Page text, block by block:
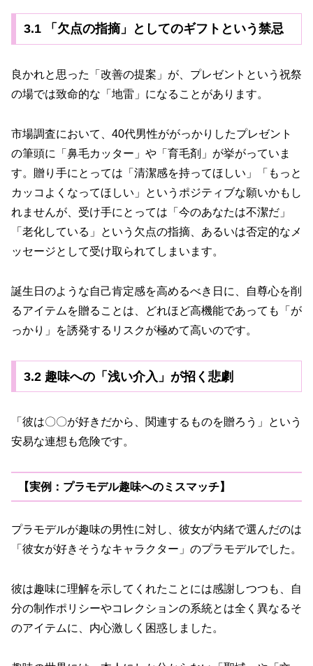
3.1 「欠点の指摘」としてのギフトという禁忌
良かれと思った「改善の提案」が、プレゼントという祝祭
の場では致命的な「地雷」になることがあります。
市場調査において、40代男性ががっかりしたプレゼント
の筆頭に「鼻毛カッター」や「育毛剤」が挙がっていま
す。贈り手にとっては「清潔感を持ってほしい」「もっと
カッコよくなってほしい」というポジティブな願いかもし
れませんが、受け手にとっては「今のあなたは不潔だ」
「老化している」という欠点の指摘、あるいは否定的なメ
ッセージとして受け取られてしまいます。
誕生日のような自己肯定感を高めるべき日に、自尊心を削
るアイテムを贈ることは、どれほど高機能であっても「が
っかり」を誘発するリスクが極めて高いのです。
3.2 趣味への「浅い介入」が招く悲劇
「彼は〇〇が好きだから、関連するものを贈ろう」という
安易な連想も危険です。
【実例：プラモデル趣味へのミスマッチ】
プラモデルが趣味の男性に対し、彼女が内緒で選んだのは
「彼女が好きそうなキャラクター」のプラモデルでした。
彼は趣味に理解を示してくれたことには感謝しつつも、自
分の制作ポリシーやコレクションの系統とは全く異なるそ
のアイテムに、内心激しく困惑しました。